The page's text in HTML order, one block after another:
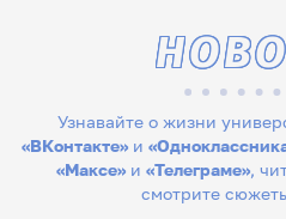
Узнавайте о жизни
«ВКонтакте»и
«Максе» и «Телеграме»,
смотрите